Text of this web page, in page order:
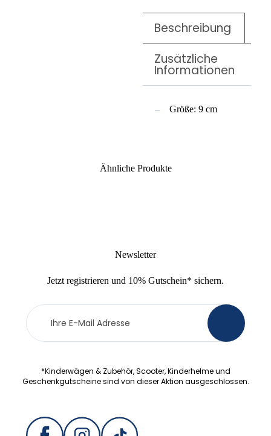
Beschreibung
Zusätzliche
Informationen
Größe: 9 cm
Ähnliche Produkte
Newsletter
Jetzt registrieren und 10% Gutschein* sichern.
Newsletter
Anmeldung
*Kinderwägen & Zubehör, Scooter, Kinderhelme und
Geschenkgutscheine sind von dieser Aktion ausgeschlossen.